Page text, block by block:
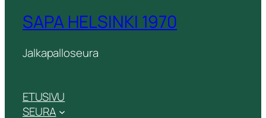
SAPA HELSINKI 1970
Jalkapalloseura
ETUSIVU
SEURA